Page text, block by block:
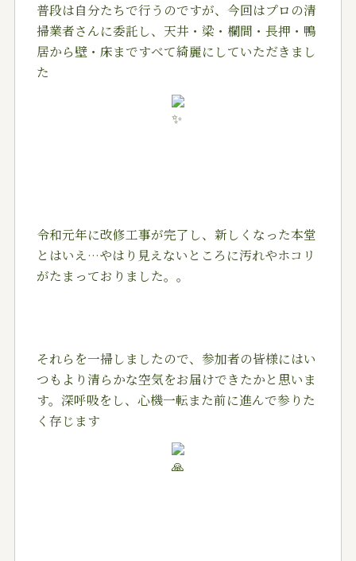
普段は自分たちで行うのですが、今回はプロの清
掃業者さんに委託し、天井・梁・欄間・長押・鴨
居から壁・床まですべて綺麗にしていただきまし
た
令和元年に改修工事が完了し、新しくなった本堂
とはいえ…やはり見えないところに汚れやホコリ
がたまっておりました。。
それらを一掃しましたので、参加者の皆様にはい
つもより清らかな空気をお届けできたかと思いま
す。深呼吸をし、心機一転また前に進んで参りた
く存じます